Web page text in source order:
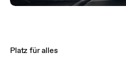
Platz für alles